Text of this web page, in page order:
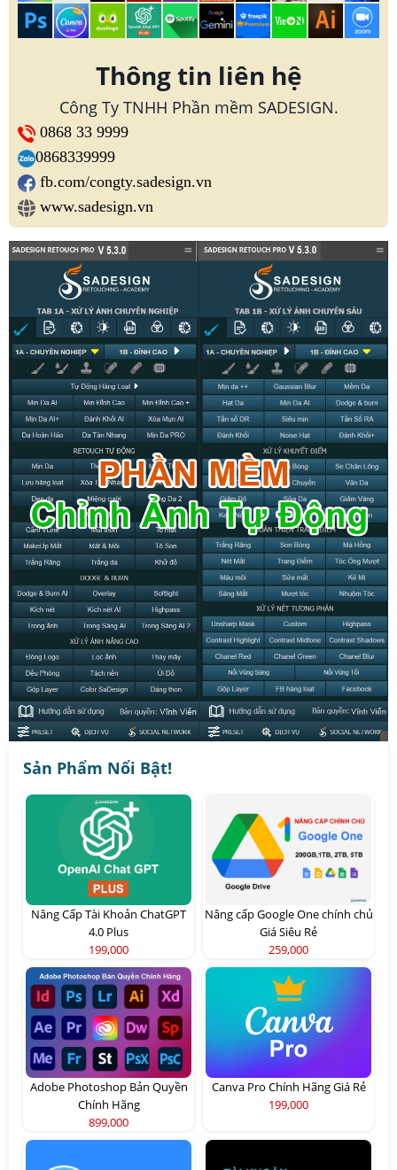
Thông tin liên hệ
Công Ty TNHH Phần mềm SADESIGN.
0868 33 9999
0868339999
fb.com/congty.sadesign.vn
www.sadesign.vn
Sản Phẩm Nổi Bật!
Nâng Cấp Tài Khoản ChatGPT
4.0 Plus
199,000
Nâng cấp Google One chính chủ
Giá Siêu Rẻ
259,000
Adobe Photoshop Bản Quyền
Chính Hãng
899,000
Canva Pro Chính Hãng Giá Rẻ
199,000